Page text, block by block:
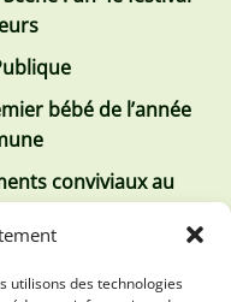
utilisons des technologies
bébé de l’année
conviviaux au